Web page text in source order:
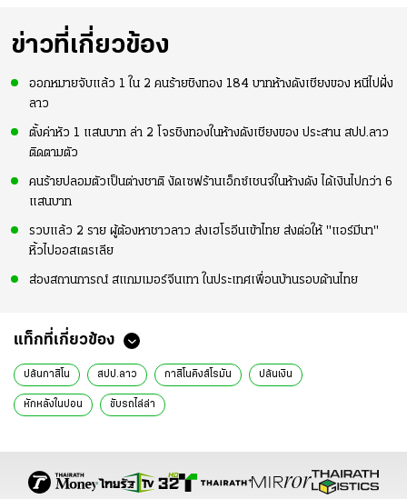
ข่าวที่เกี่ยวข้อง
ออกหมายจับแล้ว 1 ใน 2 คนร้ายชิงทอง 184 บาทห้างดังเชียงของ หนีไปฝั่ง
ลาว
ตั้งค่าหัว 1 แสนบาท ล่า 2 โจรชิงทองในห้างดังเชียงของ ประสาน สปป.ลาว
ติดตามตัว
คนร้ายปลอมตัวเป็นต่างชาติ งัดเซฟร้านเอ็กซ์เชนจ์ในห้างดัง ได้เงินไปกว่า 6
แสนบาท
รวบแล้ว 2 ราย ผู้ต้องหาชาวลาว ส่งเฮโรอีนเข้าไทย ส่งต่อให้ "แอร์มีนา"
หิ้วไปออสเตรเลีย
ส่องสถานการณ์ สแกมเมอร์จีนเทา ในประเทศเพื่อนบ้านรอบด้านไทย
แท็กที่เกี่ยวข้อง
ปล้นกาสิโน สปป.ลาว กาสิโนคิงส์โรมัน ปล้นเงิน
หักหลังในบ่อน ขับรถไล่ล่า